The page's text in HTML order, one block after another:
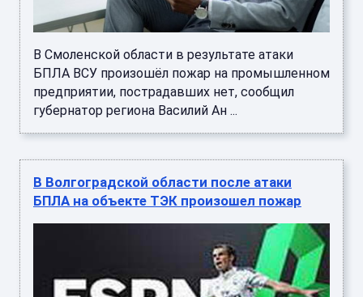
В Смоленской области в результате атаки
БПЛА ВСУ произошёл пожар на промышленном
предприятии, пострадавших нет, сообщил
губернатор региона Василий Ан ...
В Волгоградской области после атаки
БПЛА на объекте ТЭК произошел пожар